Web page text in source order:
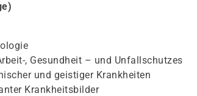
, Gesundheit – und Unfallschutzes
und geistiger Krankheiten
Krankheitsbilder